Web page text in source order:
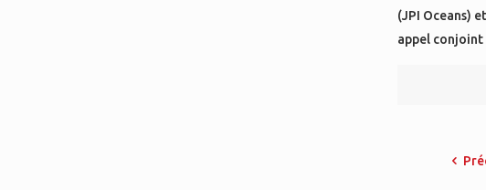
(JPI Oceans)
appel conjoint